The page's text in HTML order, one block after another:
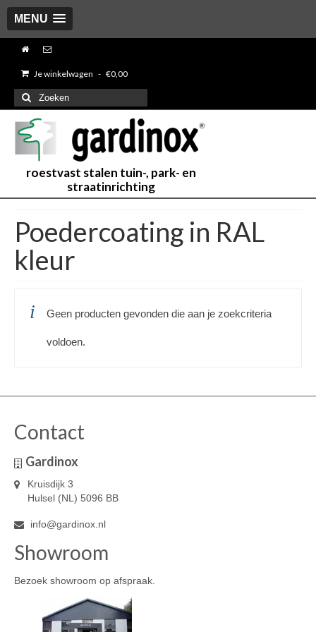
MENU
Je winkelwagen - €0,00
Zoeken
naar:
roestvast stalen tuin-, park- en
straatinrichting
Poedercoating in RAL
kleur
Geen producten gevonden die aan je zoekcriteria
voldoen.
Contact
Gardinox
Kruisdijk 3
Hulsel (NL) 5096 BB
info@gardinox.nl
Showroom
Bezoek showroom op afspraak.